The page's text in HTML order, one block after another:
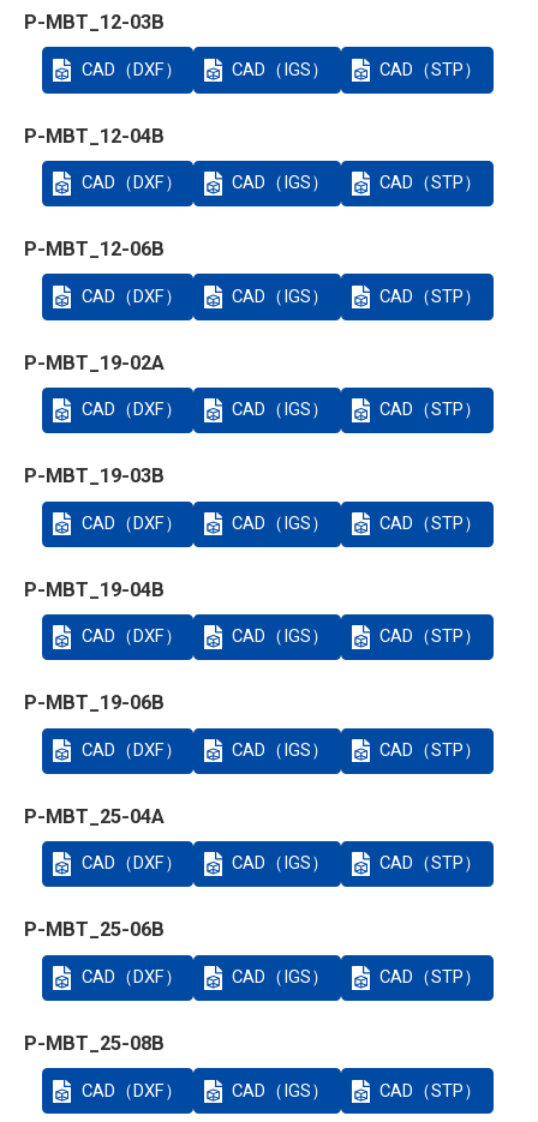
P-MBT_12-03B
CAD（DXF） CAD（IGS） CAD（STP）
P-MBT_12-04B
CAD（DXF） CAD（IGS） CAD（STP）
P-MBT_12-06B
CAD（DXF） CAD（IGS） CAD（STP）
P-MBT_19-02A
CAD（DXF） CAD（IGS） CAD（STP）
P-MBT_19-03B
CAD（DXF） CAD（IGS） CAD（STP）
P-MBT_19-04B
CAD（DXF） CAD（IGS） CAD（STP）
P-MBT_19-06B
CAD（DXF） CAD（IGS） CAD（STP）
P-MBT_25-04A
CAD（DXF） CAD（IGS） CAD（STP）
P-MBT_25-06B
CAD（DXF） CAD（IGS） CAD（STP）
P-MBT_25-08B
CAD（DXF） CAD（IGS） CAD（STP）